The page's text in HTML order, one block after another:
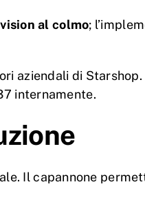
al colmo;
aziendali di
internamente.
Il capannone